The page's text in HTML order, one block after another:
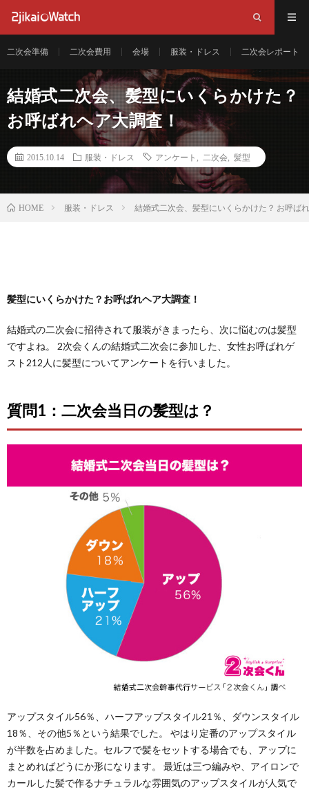
二次会準備 二次会費用 会場 服装・ドレス 二次会レポート
結婚式二次会、髪型にいくらかけた？
お呼ばれヘア大調査！
2015.10.14 服装・ドレス アンケート 二次会 髪型
HOME 服装・ドレス 結婚式二次会、髪型にいくらかけた？ お呼ば
髪型にいくらかけた？お呼ばれヘア大調査！
結婚式の二次会に招待されて服装がきまったら、次に悩むのは髪型
ですよね。 2次会くんの結婚式二次会に参加した、女性お呼ばれゲ
スト212人に髪型についてアンケートを行いました。
質問1：二次会当日の髪型は？
アップスタイル56％、ハーフアップスタイル21％、ダウンスタイル
18％、その他5％という結果でした。 やはり定番のアップスタイル
が半数を占めました。セルフで髪をセットする場合でも、アップに
まとめればどうにか形になります。 最近は三つ編みや、アイロンで
カールした髪で作るナチュラルな雰囲気のアップスタイルが人気で